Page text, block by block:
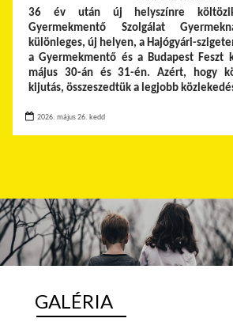
36 év után új helyszínre
Gyermekmentő Szolgálat
különleges, új helyen, a Hajógyári-
a Gyermekmentő és a Budapest Feszt
május 30-án és 31-én. Azért, hogy
kijutás, összeszedtük a legjobb
2026. május 26. kedd
GALÉRIA